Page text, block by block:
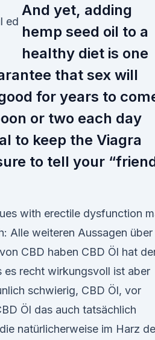
And yet, adding
hemp seed oil to a
healthy diet is one
that sex will
for years to
or two each day
to keep the Viagra
to tell your
with erectile dysfunction
Alle weiteren Aussagen über
CBD haben CBD Öl hat
es recht wirkungsvoll ist aber
schwierig, CBD Öl, vor
Öl das auch tatsächlich
natürlicherweise im Harz